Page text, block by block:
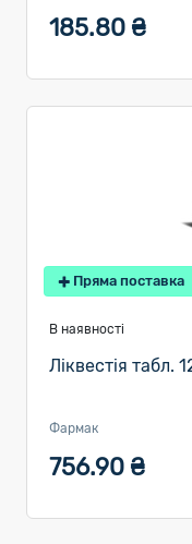
185.80 ₴
Пряма поставка
В наявності
Ліквестія
Фармак
756.90 ₴